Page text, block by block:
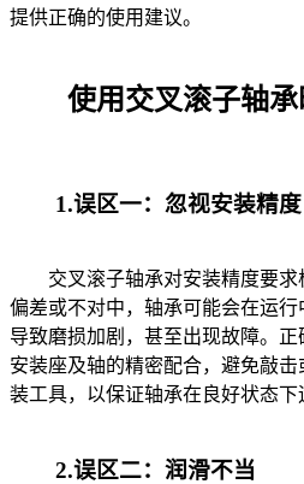
提供正确的使用建议。
使用交叉滚子轴承
1.误区一：忽视安装精度
交叉滚子轴承对安装精度要求
偏差或不对中，轴承可能会在运行
导致磨损加剧，甚至出现故障。
安装座及轴的精密配合，避免敲
装工具，以保证轴承在良好状态下
2.误区二：润滑不当